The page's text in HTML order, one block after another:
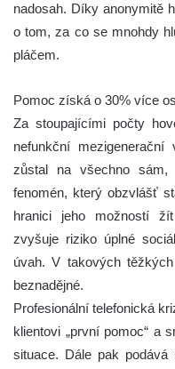
nadosah. Díky anonymitě
o tom, za co se mnohdy
pláčem.
Pomoc získá o 30% více
Za stoupajícími počty
nefunkční
zůstal na všechno
fenomén, který obzvlášť
hranici jeho možností
zvyšuje riziko úplné
úvah. V takových
beznadějné.
Profesionální telefonická
klientovi „první pomoc“ a
situace. Dále pak